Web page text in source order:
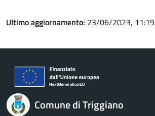
Ultimo aggiornamento: 23/06/2023, 11:19
Comune di Triggiano